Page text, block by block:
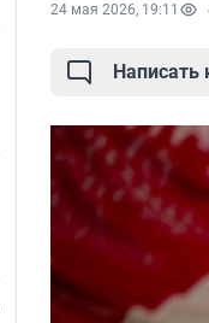
24 мая 2026, 19:11
Написать